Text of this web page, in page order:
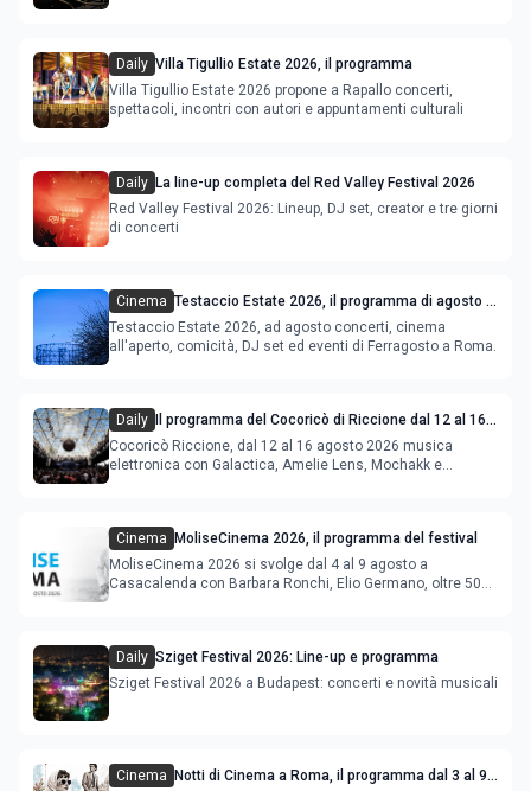
Daily Villa Tigullio Estate 2026, il programma
Villa Tigullio Estate 2026 propone a Rapallo concerti,
spettacoli, incontri con autori e appuntamenti culturali
Daily La line-up completa del Red Valley Festival 2026
Red Valley Festival 2026: Lineup, DJ set, creator e tre giorni
di concerti
Cinema Testaccio Estate 2026, il programma di agosto e
Ferragosto
Testaccio Estate 2026, ad agosto concerti, cinema
all'aperto, comicità, DJ set ed eventi di Ferragosto a Roma.
Daily Il programma del Cocoricò di Riccione dal 12 al 16
agosto 2026
Cocoricò Riccione, dal 12 al 16 agosto 2026 musica
elettronica con Galactica, Amelie Lens, Mochakk e
Cinema MoliseCinema 2026, il programma del festival
MoliseCinema 2026 si svolge dal 4 al 9 agosto a
Casacalenda con Barbara Ronchi, Elio Germano, oltre 50
Daily Sziget Festival 2026: Line-up e programma
Sziget Festival 2026 a Budapest: concerti e novità musicali
Cinema Notti di Cinema a Roma, il programma dal 3 al 9